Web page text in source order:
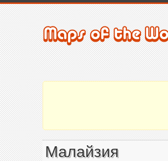
Малайзия